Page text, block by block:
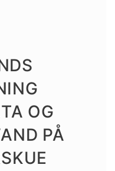
OG
PÅ